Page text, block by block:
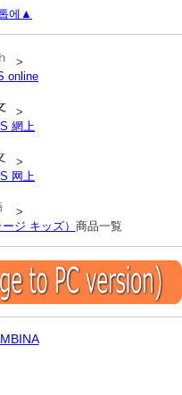
에▲
>
online
>
網上
>
网上
>
ジ キッズ） 商品一覧